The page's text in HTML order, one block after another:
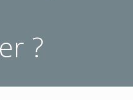
?